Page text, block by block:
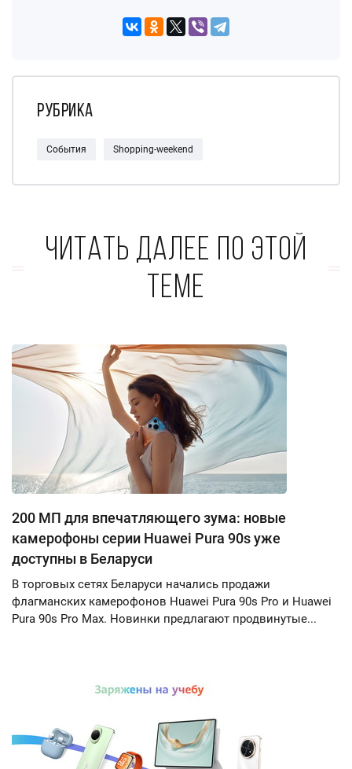
Рубрика
События Shopping-weekend
Читать далее по этой
теме
200 МП для впечатляющего зума: новые
камерофоны серии Huawei Pura 90s уже
доступны в Беларуси
В торговых сетях Беларуси начались продажи
флагманских камерофонов Huawei Pura 90s Pro и Huawei
Pura 90s Pro Max. Новинки предлагают продвинутые...